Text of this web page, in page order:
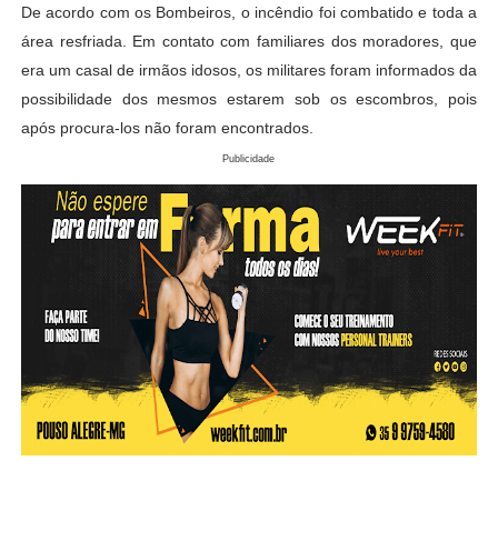
De acordo com os Bombeiros, o incêndio foi combatido e toda a
área resfriada. Em contato com familiares dos moradores, que
era um casal de irmãos idosos, os militares foram informados da
possibilidade dos mesmos estarem sob os escombros, pois
após procura-los não foram encontrados.
Publicidade